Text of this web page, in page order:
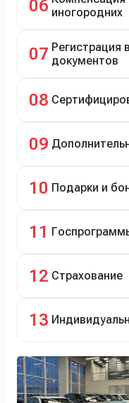
06 иногородних
07 документов
08
технический
09
10 Подарки и
программе
11
12 Страхование
бонусами для
13
оформлением.